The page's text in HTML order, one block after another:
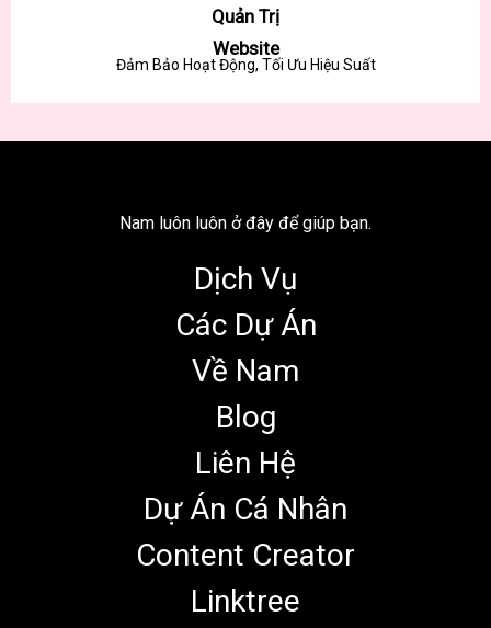
Quản Trị
Website
Đảm Bảo Hoạt Động, Tối Ưu Hiệu Suất
Nam luôn luôn ở đây để giúp bạn.
Dịch Vụ
Các Dự Án
Về Nam
Blog
Liên Hệ
Dự Án Cá Nhân
Content Creator
Linktree